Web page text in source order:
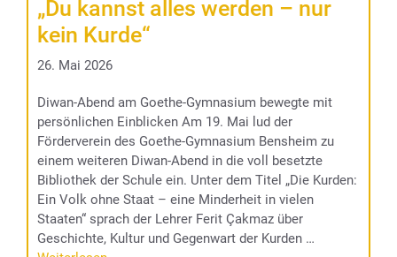
„Du kannst alles werden – nur
kein Kurde“
26. Mai 2026
Diwan-Abend am Goethe-Gymnasium bewegte mit
persönlichen Einblicken Am 19. Mai lud der
Förderverein des Goethe-Gymnasium Bensheim zu
einem weiteren Diwan-Abend in die voll besetzte
Bibliothek der Schule ein. Unter dem Titel „Die Kurden:
Ein Volk ohne Staat – eine Minderheit in vielen
Staaten“ sprach der Lehrer Ferit Çakmaz über
Geschichte, Kultur und Gegenwart der Kurden …